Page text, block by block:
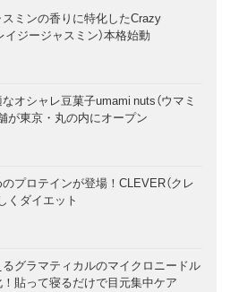
ミンの香りに特化したCrazy
イジージャスミン）本格始動
オシャレ豆菓子umami nuts（ウマミ
が東京・丸の内にオープン
プロテインが登場！CLEVER（クレ
くダイエット
グラマティカルのマイクロニードル
貼って寝るだけで目元集中ケア